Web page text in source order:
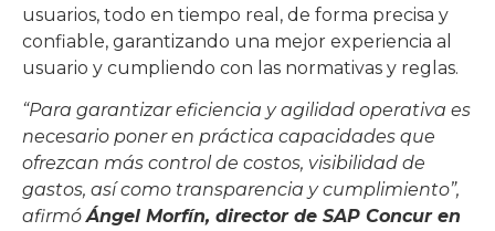
usuarios, todo en tiempo real, de forma precisa y
confiable, garantizando una mejor experiencia al
usuario y cumpliendo con las normativas y reglas.
“Para garantizar eficiencia y agilidad operativa es
necesario poner en práctica capacidades que
ofrezcan más control de costos, visibilidad de
gastos, así como transparencia y cumplimiento”,
afirmóÁngel Morfín, director de SAP Concur en